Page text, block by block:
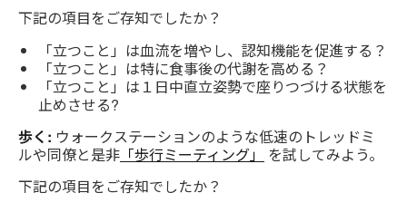
下記の項目をご存知でしたか？
「立つこと」は血流を増やし、認知機能を促進する？
「立つこと」は特に食事後の代謝を高める？
「立つこと」は１日中直立姿勢で座りつづける状態を
止めさせる?
歩く: ウォークステーションのような低速のトレッドミ
ルや同僚と是非 「歩行ミーティング」
を試してみよう。
下記の項目をご存知でしたか？